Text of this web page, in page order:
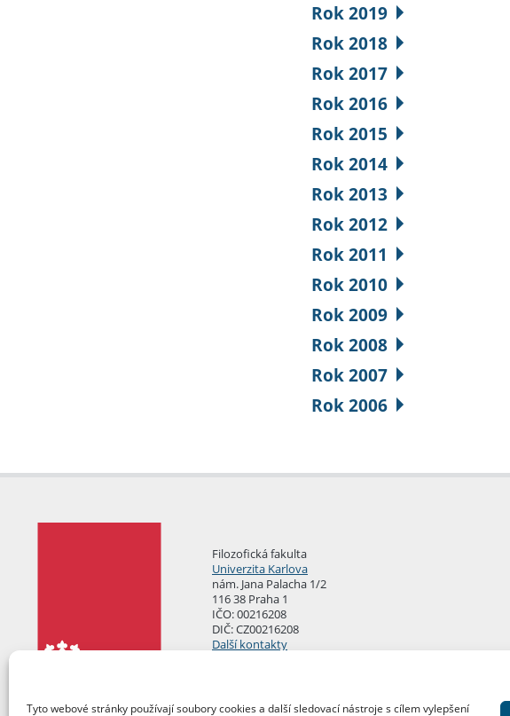
Tyto webové stránky používají soubory cookies a další sledovací nástroje s cílem vylepšení
Rok 2019
Rok 2018
Rok 2017
Rok 2016
Rok 2015
Rok 2014
Rok 2013
Rok 2012
Rok 2011
Rok 2010
Rok 2009
Rok 2008
Rok 2007
Rok 2006
Filozofická fakulta
Univerzita Karlova
nám. Jana Palacha 1/2
116 38 Praha 1
IČO: 00216208
DIČ: CZ00216208
Další kontakty